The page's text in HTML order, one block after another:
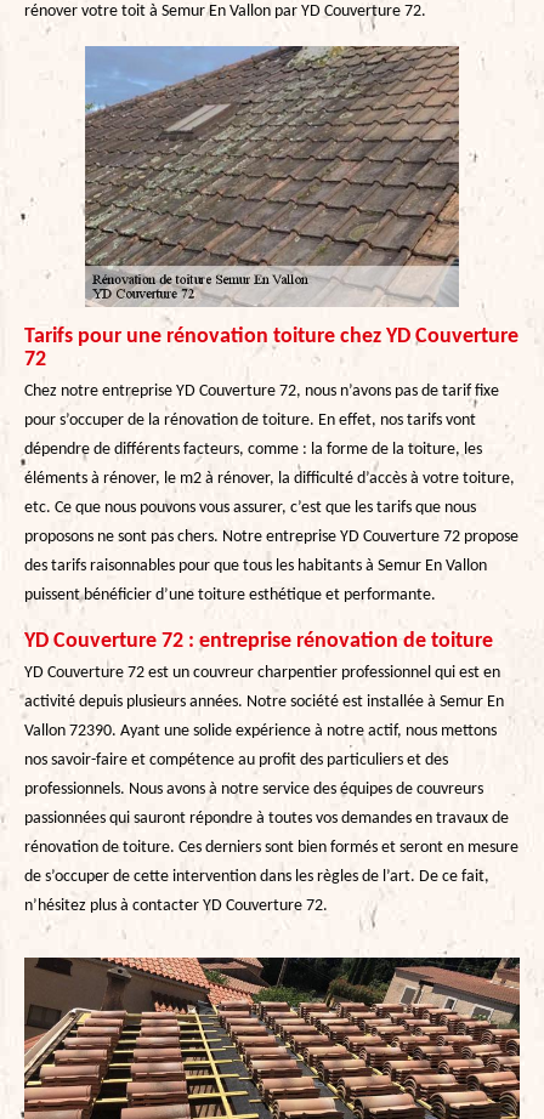
rénover votre toit à Semur En Vallon par YD Couverture 72.
Tarifs pour une rénovation toiture chez YD Couverture
72
Chez notre entreprise YD Couverture 72, nous n’avons pas de tarif fixe
pour s’occuper de la rénovation de toiture. En effet, nos tarifs vont
dépendre de différents facteurs, comme : la forme de la toiture, les
éléments à rénover, le m2 à rénover, la difficulté d’accès à votre toiture,
etc. Ce que nous pouvons vous assurer, c’est que les tarifs que nous
proposons ne sont pas chers. Notre entreprise YD Couverture 72 propose
des tarifs raisonnables pour que tous les habitants à Semur En Vallon
puissent bénéficier d’une toiture esthétique et performante.
YD Couverture 72 : entreprise rénovation de toiture
YD Couverture 72 est un couvreur charpentier professionnel qui est en
activité depuis plusieurs années. Notre société est installée à Semur En
Vallon 72390. Ayant une solide expérience à notre actif, nous mettons
nos savoir-faire et compétence au profit des particuliers et des
professionnels. Nous avons à notre service des équipes de couvreurs
passionnées qui sauront répondre à toutes vos demandes en travaux de
rénovation de toiture. Ces derniers sont bien formés et seront en mesure
de s’occuper de cette intervention dans les règles de l’art. De ce fait,
n’hésitez plus à contacter YD Couverture 72.